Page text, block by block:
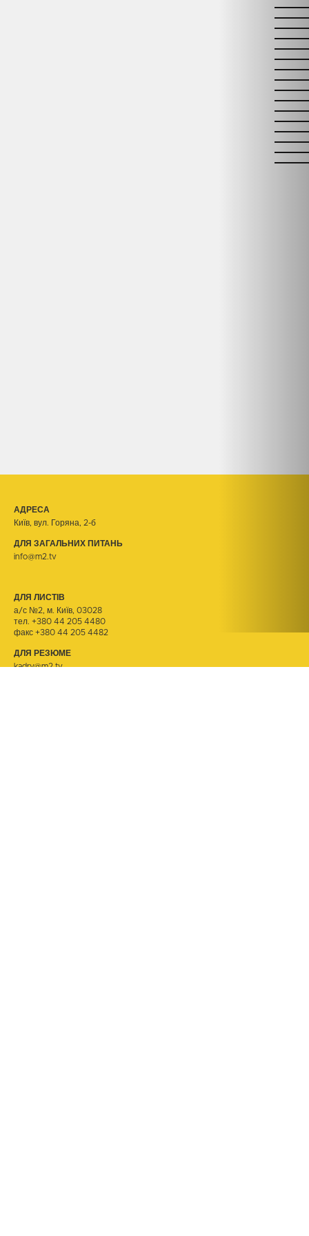
АДРЕСА
Київ, вул. Горяна, 2-б
ДЛЯ ЗАГАЛЬНИХ ПИТАНЬ
info@m2.tv
ДЛЯ ЛИСТІВ
а/с №2, м. Київ, 03028
тел. +380 44 205 4480
факс +380 44 205 4482
ДЛЯ РЕЗЮМЕ
kadry@m2.tv